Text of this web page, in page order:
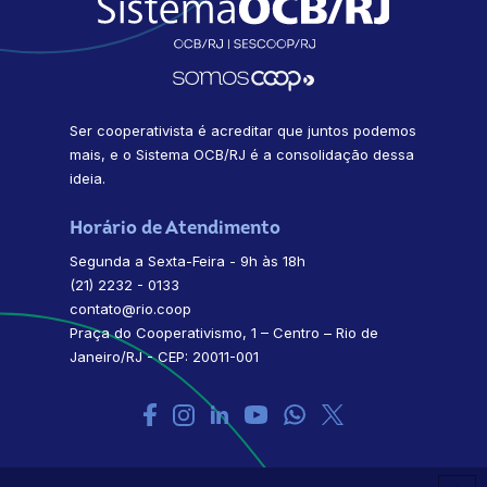
Ser cooperativista é acreditar que juntos podemos
mais, e o Sistema OCB/RJ é a consolidação dessa
ideia.
Horário de Atendimento
Segunda a Sexta-Feira - 9h às 18h
(21) 2232 - 0133
contato@rio.coop
Praça do Cooperativismo, 1 – Centro – Rio de
Janeiro/RJ - CEP: 20011-001